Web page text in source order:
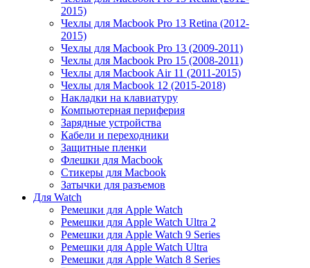
2015)
Чехлы для Macbook Pro 13 Retina (2012-
2015)
Чехлы для Macbook Pro 13 (2009-2011)
Чехлы для Macbook Pro 15 (2008-2011)
Чехлы для Macbook Air 11 (2011-2015)
Чехлы для Macbook 12 (2015-2018)
Накладки на клавиатуру
Компьютерная периферия
Зарядные устройства
Кабели и переходники
Защитные пленки
Флешки для Macbook
Стикеры для Macbook
Затычки для разъемов
Для Watch
Ремешки для Apple Watch
Ремешки для Apple Watch Ultra 2
Ремешки для Apple Watch 9 Series
Ремешки для Apple Watch Ultra
Ремешки для Apple Watch 8 Series